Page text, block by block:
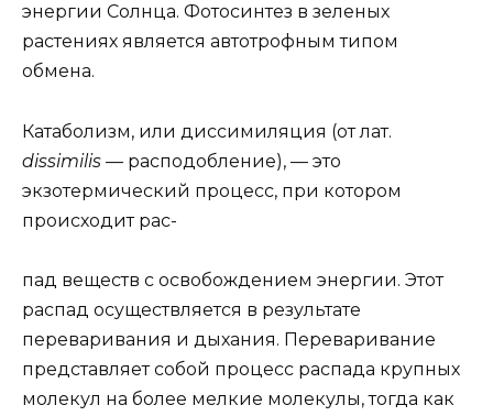
энергии Солнца. Фотосинтез в зеленых
растениях является автотрофным типом
обмена.
Катаболизм, или диссимиляция (от лат.
dissimilis — расподобление), — это
экзотермический процесс, при котором
происходит рас-
пад веществ с освобождением энергии. Этот
распад осуществляется в результате
переваривания и дыхания. Переваривание
представляет собой процесс распада крупных
молекул на более мелкие молекулы, тогда как